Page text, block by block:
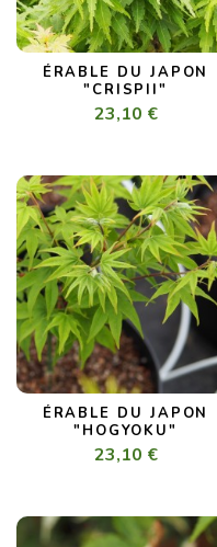
ÉRABLE DU JAPON
"CRISPII"
23,10 €
ÉRABLE DU JAPON
"HOGYOKU"
23,10 €